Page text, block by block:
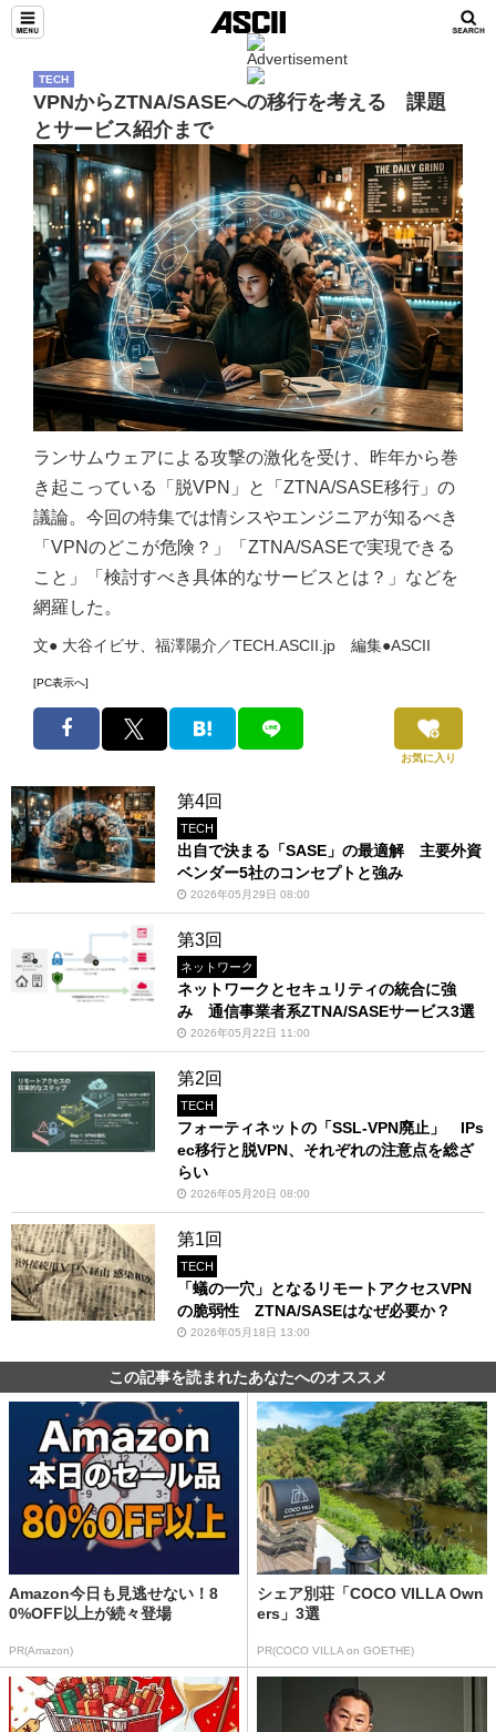
TECH
VPNからZTNA/SASEへの移行を考える 課題
とサービス紹介まで
ランサムウェアによる攻撃の激化を受け、昨年から巻
き起こっている「脱VPN」と「ZTNA/SASE移行」の
議論。今回の特集では情シスやエンジニアが知るべき
「VPNのどこが危険？」「ZTNA/SASEで実現できる
こと」「検討すべき具体的なサービスとは？」などを
網羅した。
文● 大谷イビサ、福澤陽介／TECH.ASCII.jp 編集●ASCII
[PC表示へ]
お気に入り
第4回
TECH
出自で決まる「SASE」の最適解 主要外資
ベンダー5社のコンセプトと強み
2026年05月29日 08:00
第3回
ネットワーク
ネットワークとセキュリティの統合に強
み 通信事業者系ZTNA/SASEサービス3選
2026年05月22日 11:00
第2回
TECH
フォーティネットの「SSL-VPN廃止」 IPs
ec移行と脱VPN、それぞれの注意点を総ざ
らい
2026年05月20日 08:00
第1回
TECH
「蟻の一穴」となるリモートアクセスVPN
の脆弱性 ZTNA/SASEはなぜ必要か？
2026年05月18日 13:00
この記事を読まれたあなたへのオススメ
Amazon今日も見逃せない！8
0%OFF以上が続々登場
PR(Amazon)
シェア別荘「COCO VILLA Own
ers」3選
PR(COCO VILLA on GOETHE)